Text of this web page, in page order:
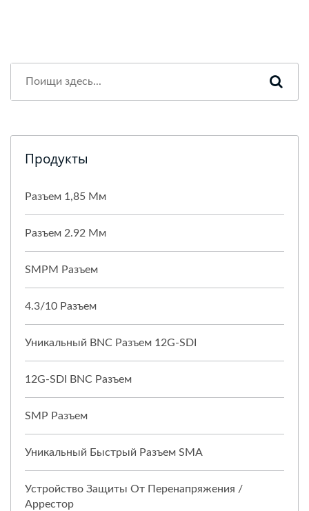
Продукты
Разъем 1,85 Мм
Разъем 2.92 Мм
SMPM Разъем
4.3/10 Разъем
Уникальный BNC Разъем 12G-SDI
12G-SDI BNC Разъем
SMP Разъем
Уникальный Быстрый Разъем SMA
Устройство Защиты От Перенапряжения /
Аррестор